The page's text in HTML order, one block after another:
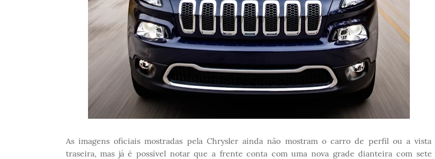
As imagens oficiais mostradas pela Chrysler ainda não mostram o carro de perfil ou a vista
traseira, mas já é possível notar que a frente conta com uma nova grade dianteira com sete